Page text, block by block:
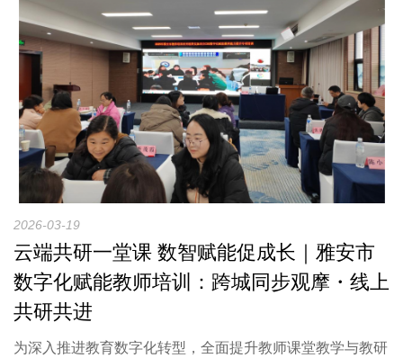
2026-03-19
云端共研一堂课 数智赋能促成长｜雅安市
数字化赋能教师培训：跨城同步观摩・线上
共研共进
为深入推进教育数字化转型，全面提升教师课堂教学与教研